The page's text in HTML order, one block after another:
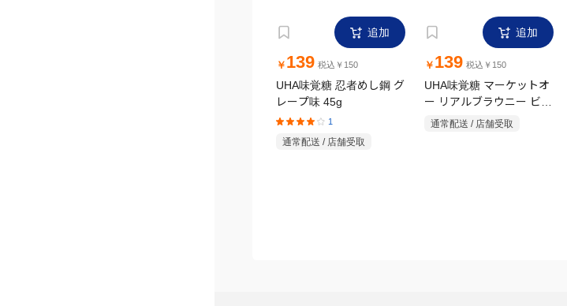
追加
￥ 139
UHA味覚糖 忍者めし鋼 グ
レープ味 45g
追加
￥ 139
UHA味覚糖 マーケットオ
ー リアルブラウニー ビッ
グ 35g